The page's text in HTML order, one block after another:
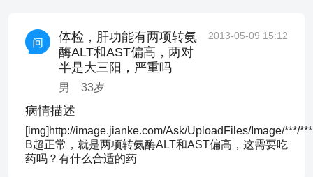
体检，肝功能有两项转氨
酶ALT和AST偏高，两对
半是大三阳，严重吗
男 33岁
2013-05-09 15:12
病情描述
[img]http://image.jianke.com/Ask/UploadFiles/Image/***/
B超正常，就是两项转氨酶ALT和AST偏高，这需要吃
药吗？有什么合适的药